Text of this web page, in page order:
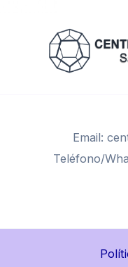
Email:
Teléfono/